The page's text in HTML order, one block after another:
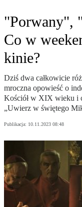
"Porwany",
Co w
kinie?
Dziś dwa całkowicie
mroczna opowieść o
Kościół w XIX wieku i
„Uwierz w świętego
Publikacja: 10.11.2023 08:48